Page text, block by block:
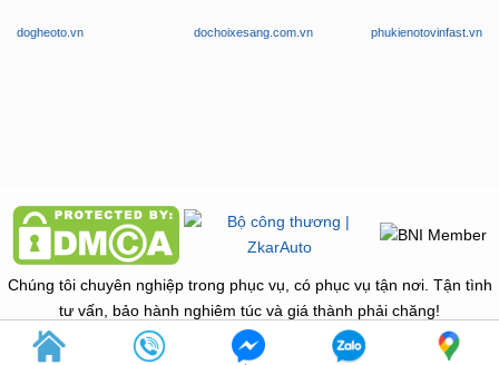
dogheoto.vn dochoixesang.com.vn phukienotovinfast.vn
Chúng tôi chuyên nghiệp trong phục vụ, có phục vụ tận nơi. Tận tình
tư vấn, bảo hành nghiêm túc và giá thành phải chăng!
Copyright © 2026 -
ZKar Auto